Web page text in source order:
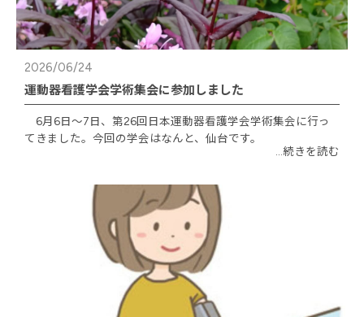
2026/06/24
運動器看護学会学術集会に参加しました
6月6日〜7日、第26回日本運動器看護学会学術集会に行っ
てきました。今回の学会はなんと、仙台です。
...続きを読む